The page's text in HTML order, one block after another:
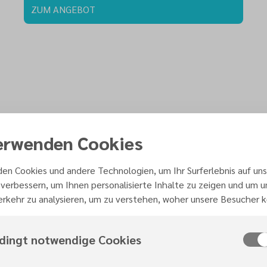
ZUM ANGEBOT
wir dich
Cookies
Cookies und andere Technologien, um Ihr Surferlebnis auf
um Ihnen personalisierte Inhalte zu zeigen und um
zu analysieren, um zu verstehen, woher unsere Besucher
notwendige Cookies